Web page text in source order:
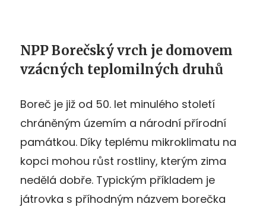
NPP Borečský vrch je domovem
vzácných teplomilných druhů
Boreč je již od 50. let minulého století
chráněným územím a národní přírodní
památkou. Díky teplému mikroklimatu na
kopci mohou růst rostliny, kterým zima
nedělá dobře. Typickým příkladem je
játrovka s příhodným názvem borečka